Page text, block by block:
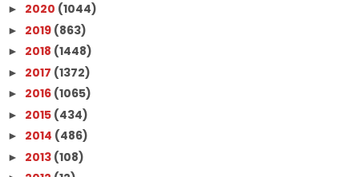
► 2020 (1044)
► 2019 (863)
► 2018 (1448)
► 2017 (1372)
► 2016 (1065)
► 2015 (434)
► 2014 (486)
► 2013 (108)